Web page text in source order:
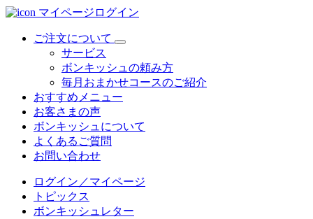
マイページログイン
ご注文について
サービス
ボンキッシュの頼み方
毎月おまかせコースのご紹介
おすすめメニュー
お客さまの声
ボンキッシュについて
よくあるご質問
お問い合わせ
ログイン／マイページ
トピックス
ボンキッシュレター